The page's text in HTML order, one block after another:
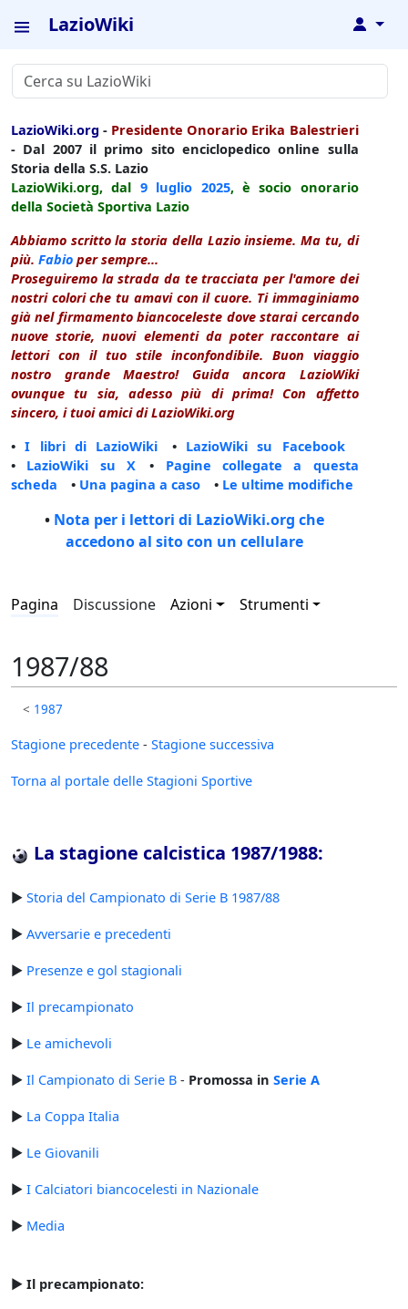
LazioWiki ↓
LazioWiki.org - Presidente Onorario Erika Balestrieri
- Dal 2007 il primo sito enciclopedico online sulla
Storia della S.S. Lazio
LazioWiki.org, dal 9 luglio 2025, è socio onorario
della Società Sportiva Lazio
Abbiamo scritto la storia della Lazio insieme. Ma tu, di
più. Fabio per sempre...
Proseguiremo la strada da te tracciata per l'amore dei
nostri colori che tu amavi con il cuore. Ti immaginiamo
già nel firmamento biancoceleste dove starai cercando
nuove storie, nuovi elementi da poter raccontare ai
lettori con il tuo stile inconfondibile. Buon viaggio
nostro grande Maestro! Guida ancora LazioWiki
ovunque tu sia, adesso più di prima! Con affetto
sincero, i tuoi amici di LazioWiki.org
•I libri di LazioWiki • LazioWiki su Facebook
• LazioWiki su X • Pagine collegate a questa
scheda • Una pagina a caso • Le ultime modifiche
• Nota per i lettori di LazioWiki.org che
accedono al sito con un cellulare
Pagina Discussione Azioni Strumenti
1987/88
< 1987
Stagione precedente - Stagione successiva
Torna al portale delle Stagioni Sportive
La stagione calcistica 1987/1988:
► Storia del Campionato di Serie B 1987/88
► Avversarie e precedenti
► Presenze e gol stagionali
► Il precampionato
► Le amichevoli
► Il Campionato di Serie B - Promossa in Serie A
► La Coppa Italia
► Le Giovanili
► I Calciatori biancocelesti in Nazionale
► Media
► Il precampionato: